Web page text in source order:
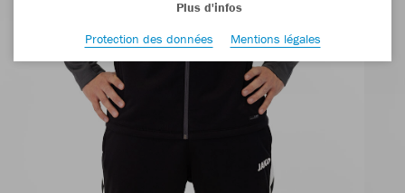
Plus d'infos
Protection des données
Mentions légales